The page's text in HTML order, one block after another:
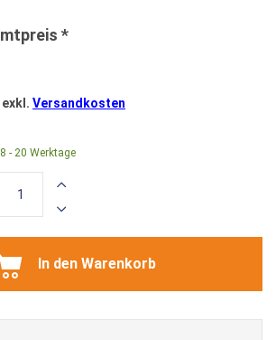
exkl. Versandkosten
8 - 20 Werktage
In den Warenkorb